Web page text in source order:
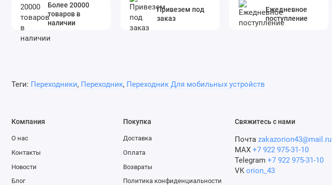
Более 20000
товаров в
наличии
Привезем под
заказ
Ежедневное
поступление
Теги: Переходники, Переходник, Переходник Для мобильных устройств
Компания
О нас
Контакты
Новости
Блог
Покупка
Доставка
Оплата
Возвраты
Политика конфиденциальности
Свяжитесь с нами
Почта zakazorion43@mail.ru
MAX +7 922 975-31-10
Telegram +7 922 975-31-10
VK orion_43